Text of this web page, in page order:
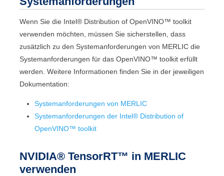
Wenn Sie die Intel® Distribution of OpenVINO™ toolkit
verwenden möchten, müssen Sie sicherstellen, dass
zusätzlich zu den Systemanforderungen von MERLIC die
Systemanforderungen für dasOpenVINO™ toolkit erfüllt
werden. Weitere Informationen finden Sie in der jeweiligen
Dokumentation:
Systemanforderungen von MERLIC
Systemanforderungen der Intel® Distribution of
OpenVINO™ toolkit
NVIDIA® TensorRT™ in MERLIC
verwenden